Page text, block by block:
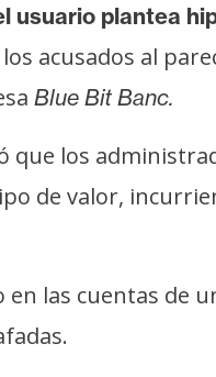
usuario plantea
los acusados al
Blue Bit Banc.
que los
de valor,
las cuentas de